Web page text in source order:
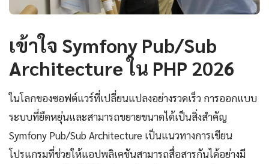
เข้าใจ Symfony Pub/Sub
Architecture ใน PHP 2026
ในโลกของซอฟต์แวร์ที่เปลี่ยนแปลงอย่างรวดเร็ว การออกแบบ
ระบบที่ยืดหยุ่นและสามารถขยายขนาดได้เป็นสิ่งสำคัญ
Symfony Pub/Sub Architecture เป็นแนวทางการเขียน
โปรแกรมที่ช่วยให้แอปพลิเคชันสามารถสื่อสารกันได้อย่างมี